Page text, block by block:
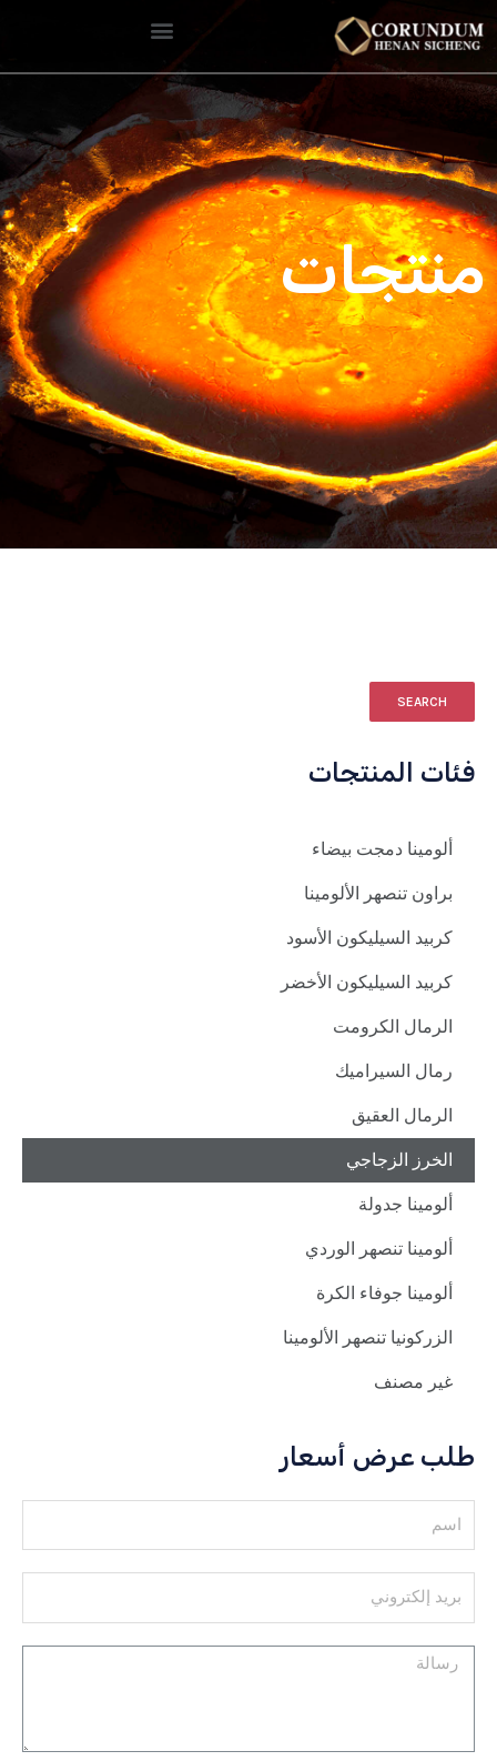
منتجات
SEARCH
فئات المنتجات
ألومينا دمجت بيضاء
براون تنصهر الألومينا
كربيد السيليكون الأسود
كربيد السيليكون الأخضر
الرمال الكرومت
رمال السيراميك
الرمال العقيق
الخرز الزجاجي
ألومينا جدولة
ألومينا تنصهر الوردي
ألومينا جوفاء الكرة
الزركونيا تنصهر الألومينا
غير مصنف
طلب عرض أسعار